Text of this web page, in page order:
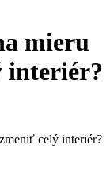
mieru
interiér?
celý interiér?